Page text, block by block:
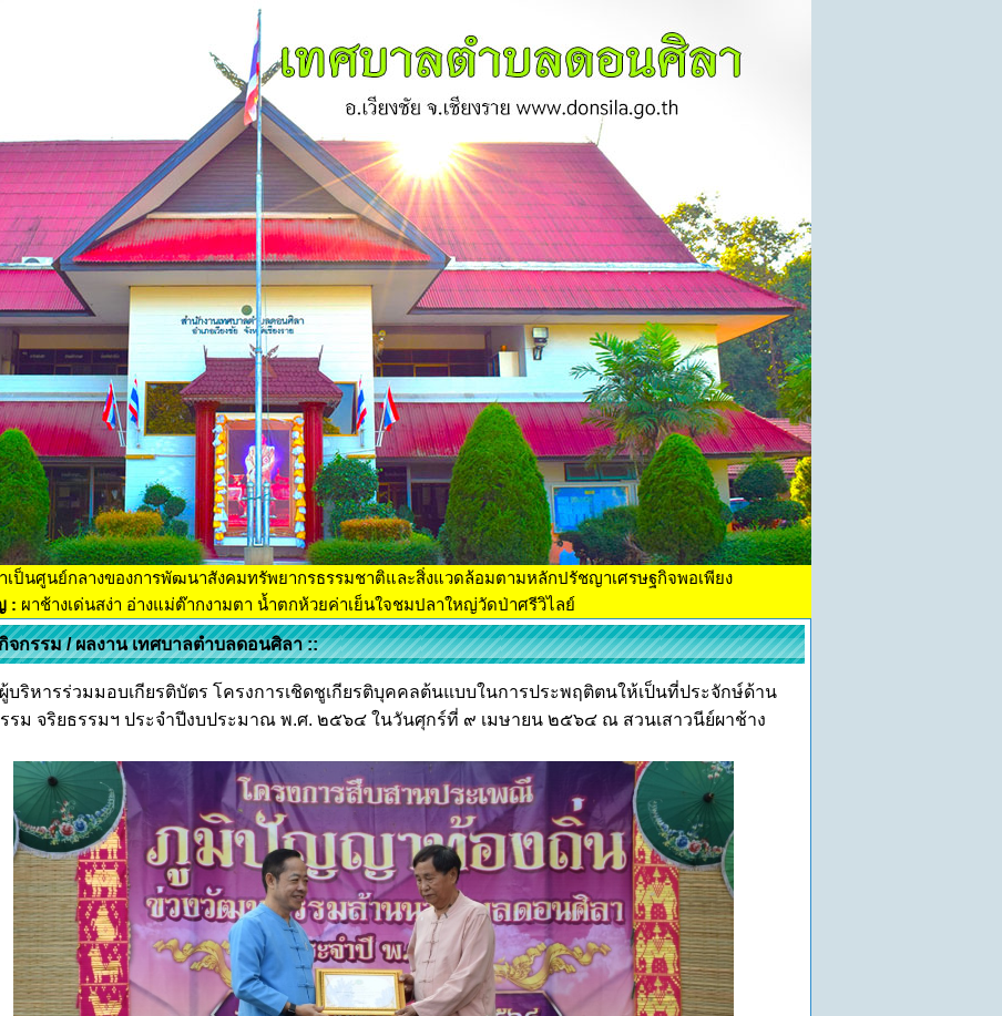
เป็นศูนย์กลางของการพัฒนาสังคมทรัพยากรธรรมชาติและสิ่งแวดล้อมตามหลักปรัชญาเศรษฐกิจพอเพียง
: ผาช้างเด่นสง่า อ่างแม่ต๊ากงามตา น้ำตกห้วยค่าเย็นใจชมปลาใหญ่วัดป่าศรีวิไลย์
จกรรม / ผลงาน เทศบาลตำบลดอนศิลา ::
บริหารร่วมมอบเกียรติบัตร โครงการเชิดชูเกียรติบุคคลต้นแบบในการประพฤติตนให้เป็นที่ประจักษ์ด้าน
รม จริยธรรมฯ ประจำปีงบประมาณ พ.ศ. ๒๕๖๔ ในวันศุกร์ที่ ๙ เมษายน ๒๕๖๔ ณ สวนเสาวนีย์ผาช้าง